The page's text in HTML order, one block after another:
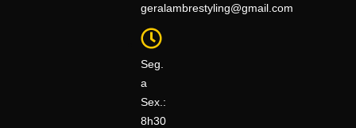
geralambrestyling@gmail.com
Seg.
a
Sex.:
8h30